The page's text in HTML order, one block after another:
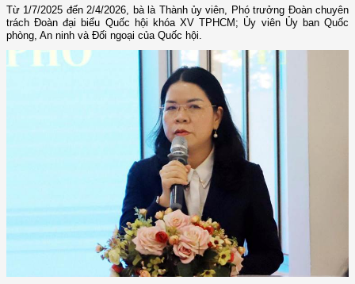
Từ 1/7/2025 đến 2/4/2026, bà là Thành ủy viên, Phó trưởng Đoàn chuyên
trách Đoàn đại biểu Quốc hội khóa XV TPHCM; Ủy viên Ủy ban Quốc
phòng, An ninh và Đối ngoại của Quốc hội.